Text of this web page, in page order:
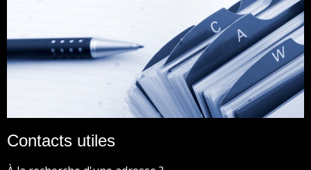
Contacts utiles